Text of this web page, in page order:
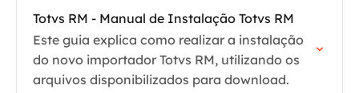
Totvs RM - Manual de Instalação Totvs RM
Este guia explica como realizar a instalação
do novo importador Totvs RM, utilizando os
arquivos disponibilizados para download.